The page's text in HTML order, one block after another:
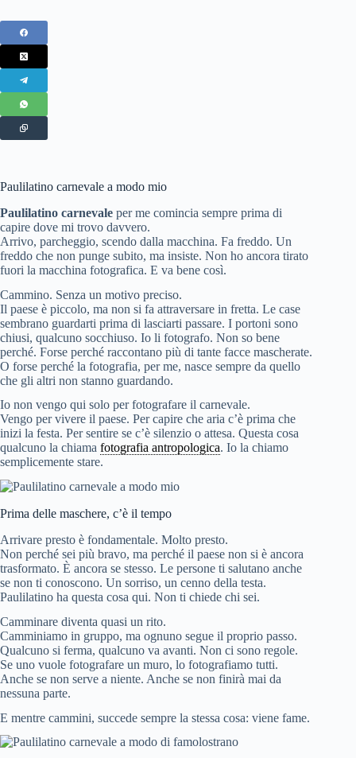
Paulilatino carnevale a modo mio
Paulilatino carnevale per me comincia sempre prima di
capire dove mi trovo davvero.
Arrivo, parcheggio, scendo dalla macchina. Fa freddo. Un
freddo che non punge subito, ma insiste. Non ho ancora tirato
fuori la macchina fotografica. E va bene così.
Cammino. Senza un motivo preciso.
Il paese è piccolo, ma non si fa attraversare in fretta. Le case
sembrano guardarti prima di lasciarti passare. I portoni sono
chiusi, qualcuno socchiuso. Io li fotografo. Non so bene
perché. Forse perché raccontano più di tante facce mascherate.
O forse perché la fotografia, per me, nasce sempre da quello
che gli altri non stanno guardando.
Io non vengo qui solo per fotografare il carnevale.
Vengo per vivere il paese. Per capire che aria c’è prima che
inizi la festa. Per sentire se c’è silenzio o attesa. Questa cosa
qualcuno la chiama fotografia antropologica. Io la chiamo
semplicemente stare.
Prima delle maschere, c’è il tempo
Arrivare presto è fondamentale. Molto presto.
Non perché sei più bravo, ma perché il paese non si è ancora
trasformato. È ancora se stesso. Le persone ti salutano anche
se non ti conoscono. Un sorriso, un cenno della testa.
Paulilatino ha questa cosa qui. Non ti chiede chi sei.
Camminare diventa quasi un rito.
Camminiamo in gruppo, ma ognuno segue il proprio passo.
Qualcuno si ferma, qualcuno va avanti. Non ci sono regole.
Se uno vuole fotografare un muro, lo fotografiamo tutti.
Anche se non serve a niente. Anche se non finirà mai da
nessuna parte.
E mentre cammini, succede sempre la stessa cosa: viene fame.